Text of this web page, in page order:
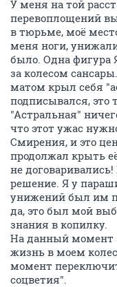
У меня на той
перевоплощений
в тюрьме, моё
меня ноги,
было. Одна фигура
за колесом
матом крыл себя
подписывался, это
"Астральная"
что этот ужас
Смирения, и это
продолжал крыть
не
решение. Я у
унижений был им
да, это был мой
знания в копилку.
На данный момент
жизнь в моем
момент
соцветия".